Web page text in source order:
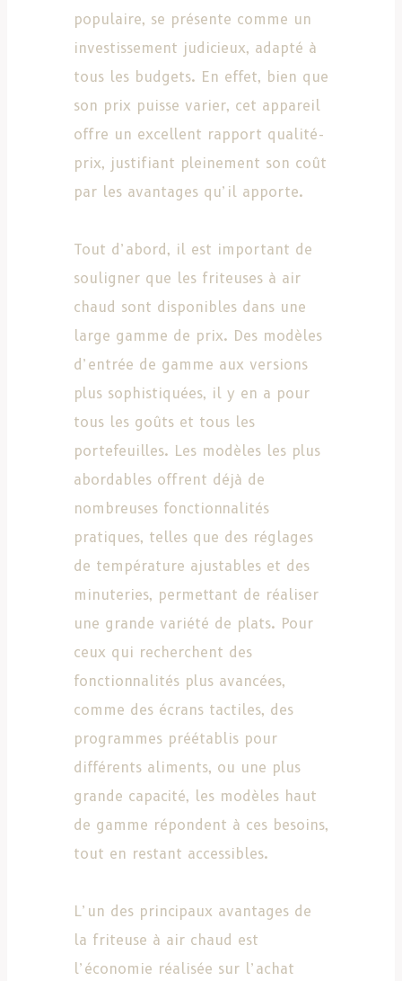
populaire, se présente comme un
investissement judicieux, adapté à
tous les budgets. En effet, bien que
son prix puisse varier, cet appareil
offre un excellent rapport qualité-
prix, justifiant pleinement son coût
par les avantages qu’il apporte.
Tout d’abord, il est important de
souligner que les friteuses à air
chaud sont disponibles dans une
large gamme de prix. Des modèles
d’entrée de gamme aux versions
plus sophistiquées, il y en a pour
tous les goûts et tous les
portefeuilles. Les modèles les plus
abordables offrent déjà de
nombreuses fonctionnalités
pratiques, telles que des réglages
de température ajustables et des
minuteries, permettant de réaliser
une grande variété de plats. Pour
ceux qui recherchent des
fonctionnalités plus avancées,
comme des écrans tactiles, des
programmes préétablis pour
différents aliments, ou une plus
grande capacité, les modèles haut
de gamme répondent à ces besoins,
tout en restant accessibles.
L’un des principaux avantages de
la friteuse à air chaud est
l’économie réalisée sur l’achat